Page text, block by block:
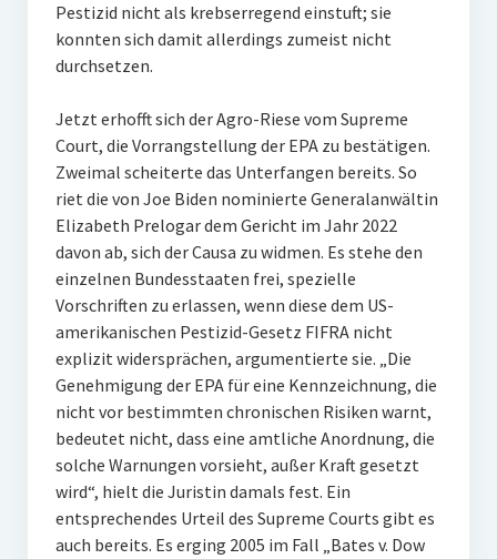
Pestizid nicht als krebserregend einstuft; sie
konnten sich damit allerdings zumeist nicht
durchsetzen.
Jetzt erhofft sich der Agro-Riese vom Supreme
Court, die Vorrangstellung der EPA zu bestätigen.
Zweimal scheiterte das Unterfangen bereits. So
riet die von Joe Biden nominierte Generalanwältin
Elizabeth Prelogar dem Gericht im Jahr 2022
davon ab, sich der Causa zu widmen. Es stehe den
einzelnen Bundesstaaten frei, spezielle
Vorschriften zu erlassen, wenn diese dem US-
amerikanischen Pestizid-Gesetz FIFRA nicht
explizit widersprächen, argumentierte sie. „Die
Genehmigung der EPA für eine Kennzeichnung, die
nicht vor bestimmten chronischen Risiken warnt,
bedeutet nicht, dass eine amtliche Anordnung, die
solche Warnungen vorsieht, außer Kraft gesetzt
wird“, hielt die Juristin damals fest. Ein
entsprechendes Urteil des Supreme Courts gibt es
auch bereits. Es erging 2005 im Fall „Bates v. Dow